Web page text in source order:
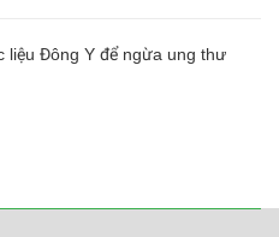
liệu Đông Y để ngừa ung thư